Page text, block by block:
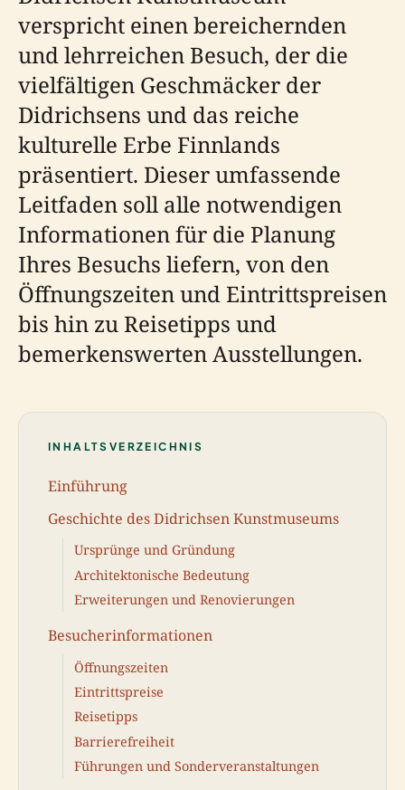
verspricht einen bereichernden
und lehrreichen Besuch, der die
vielfältigen Geschmäcker der
Didrichsens und das reiche
kulturelle Erbe Finnlands
präsentiert. Dieser umfassende
Leitfaden soll alle notwendigen
Informationen für die Planung
Ihres Besuchs liefern, von den
Öffnungszeiten und Eintrittspreisen
bis hin zu Reisetipps und
bemerkenswerten Ausstellungen.
INHALTSVERZEICHNIS
Einführung
Geschichte des Didrichsen Kunstmuseums
Ursprünge und Gründung
Architektonische Bedeutung
Erweiterungen und Renovierungen
Besucherinformationen
Öffnungszeiten
Eintrittspreise
Reisetipps
Barrierefreiheit
Führungen und Sonderveranstaltungen